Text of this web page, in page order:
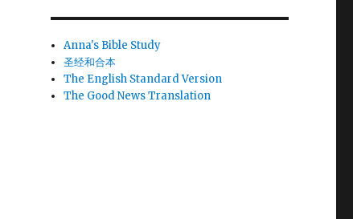
Anna's Bible Study
圣经和合本
The English Standard Version
The Good News Translation